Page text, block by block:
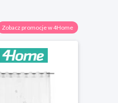
Zobacz promocje w 4Home